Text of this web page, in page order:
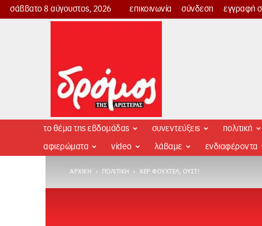
σάββατο 8 αύγουστος, 2026 επικοινωνία σύνδεση εγγραφή
Δρόμος
το θέμα της εβδομάδας συνεντεύξεις πολιτική
αφιερώματα video λάβαμε ενδιαφέροντα
ΑΡΧΙΚΉ ΠΟΛΙΤΙΚΉ ΧΕΡ ΦΟΎΧΤΕΛ, ΟΥΣΤ!